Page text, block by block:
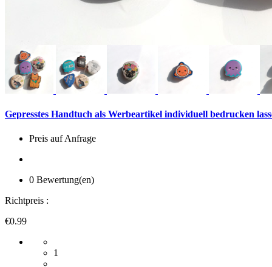
Gepresstes Handtuch als Werbeartikel individuell bedrucken
Preis auf Anfrage
0 Bewertung(en)
Richtpreis :
€0.99
1